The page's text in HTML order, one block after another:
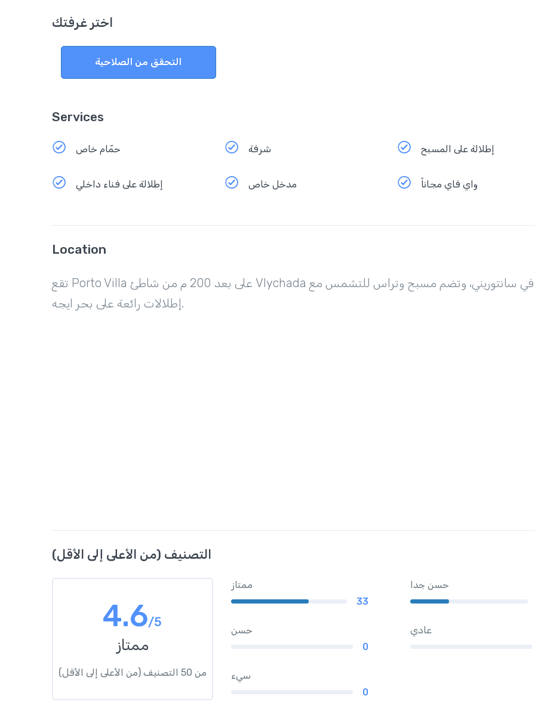
اختر غرفتك
التحقق من الصلاحية
Services
حمّام خاص شرفة إطلالة على المسبح
إطلالة على فناء داخلي مدخل خاص واي فاي مجاناً
Location
تقع Porto Villa على بعد 200 م من شاطئ Vlychada في سانتوريني، وتضم مسبح وتراس للتشمس مع
إطلالات رائعة على بحر ايجه.
التصنيف (من الأعلى إلى الأقل)
4.6/5
ممتاز
من 50 التصنيف (من الأعلى إلى الأقل)
ممتاز
33
حسن جدا
حسن
0
عادي
سيء
0